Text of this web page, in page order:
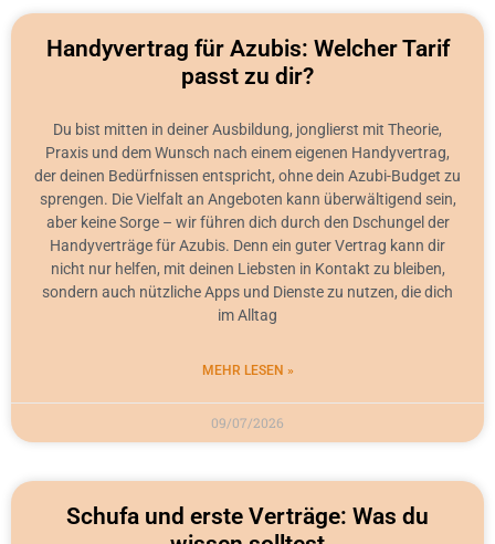
Handyvertrag für Azubis: Welcher Tarif
passt zu dir?
Du bist mitten in deiner Ausbildung, jonglierst mit Theorie,
Praxis und dem Wunsch nach einem eigenen Handyvertrag,
der deinen Bedürfnissen entspricht, ohne dein Azubi-Budget zu
sprengen. Die Vielfalt an Angeboten kann überwältigend sein,
aber keine Sorge – wir führen dich durch den Dschungel der
Handyverträge für Azubis. Denn ein guter Vertrag kann dir
nicht nur helfen, mit deinen Liebsten in Kontakt zu bleiben,
sondern auch nützliche Apps und Dienste zu nutzen, die dich
im Alltag
MEHR LESEN »
09/07/2026
Schufa und erste Verträge: Was du